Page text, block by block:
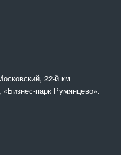
22-й км
парк Румянцево».